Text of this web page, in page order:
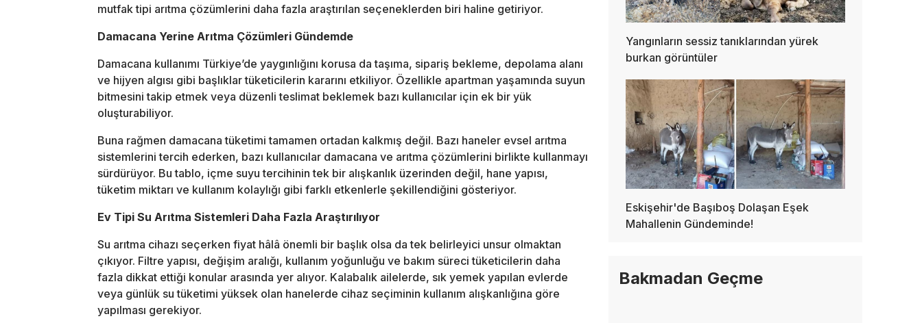
mutfak tipi arıtma çözümlerini daha fazla araştırılan seçeneklerden biri haline getiriyor.
Damacana Yerine Arıtma Çözümleri Gündemde
Damacana kullanımı Türkiye’de yaygınlığını korusa da taşıma, sipariş bekleme, depolama alanı
ve hijyen algısı gibi başlıklar tüketicilerin kararını etkiliyor. Özellikle apartman yaşamında suyun
bitmesini takip etmek veya düzenli teslimat beklemek bazı kullanıcılar için ek bir yük
oluşturabiliyor.
Buna rağmen damacana tüketimi tamamen ortadan kalkmış değil. Bazı haneler evsel arıtma
sistemlerini tercih ederken, bazı kullanıcılar damacana ve arıtma çözümlerini birlikte kullanmayı
sürdürüyor. Bu tablo, içme suyu tercihinin tek bir alışkanlık üzerinden değil, hane yapısı,
tüketim miktarı ve kullanım kolaylığı gibi farklı etkenlerle şekillendiğini gösteriyor.
Ev Tipi Su Arıtma Sistemleri Daha Fazla Araştırılıyor
Su arıtma cihazı seçerken fiyat hâlâ önemli bir başlık olsa da tek belirleyici unsur olmaktan
çıkıyor. Filtre yapısı, değişim aralığı, kullanım yoğunluğu ve bakım süreci tüketicilerin daha
fazla dikkat ettiği konular arasında yer alıyor. Kalabalık ailelerde, sık yemek yapılan evlerde
veya günlük su tüketimi yüksek olan hanelerde cihaz seçiminin kullanım alışkanlığına göre
yapılması gerekiyor.
Yangınların sessiz tanıklarından yürek
burkan görüntüler
Eskişehir'de Başıboş Dolaşan Eşek
Mahallenin Gündeminde!
Bakmadan Geçme